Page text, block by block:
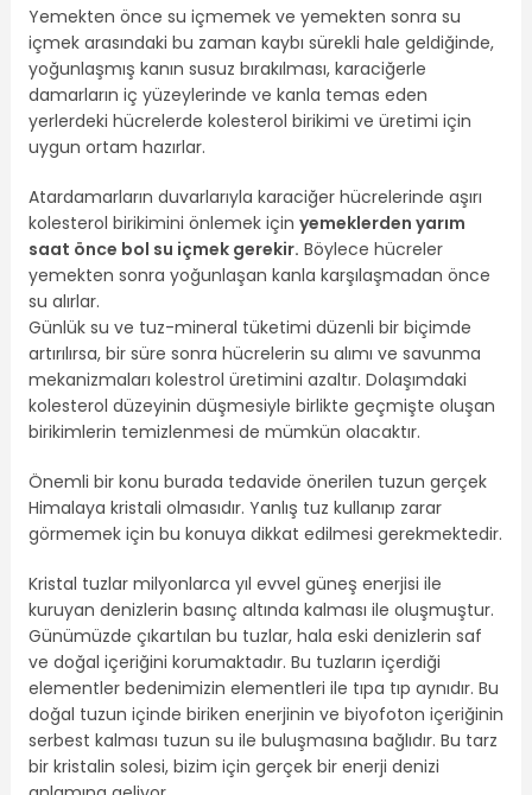
Yemekten önce su içmemek ve yemekten sonra su
içmek arasındaki bu zaman kaybı sürekli hale geldiğinde,
yoğunlaşmış kanın susuz bırakılması, karaciğerle
damarların iç yüzeylerinde ve kanla temas eden
yerlerdeki hücrelerde kolesterol birikimi ve üretimi için
uygun ortam hazırlar.
Atardamarların duvarlarıyla karaciğer hücrelerinde aşırı
kolesterol birikimini önlemek için yemeklerden yarım
saat önce bol su içmek gerekir. Böylece hücreler
yemekten sonra yoğunlaşan kanla karşılaşmadan önce
su alırlar.
Günlük su ve tuz-mineral tüketimi düzenli bir biçimde
artırılırsa, bir süre sonra hücrelerin su alımı ve savunma
mekanizmaları kolestrol üretimini azaltır. Dolaşımdaki
kolesterol düzeyinin düşmesiyle birlikte geçmişte oluşan
birikimlerin temizlenmesi de mümkün olacaktır.
Önemli bir konu burada tedavide önerilen tuzun gerçek
Himalaya kristali olmasıdır. Yanlış tuz kullanıp zarar
görmemek için bu konuya dikkat edilmesi gerekmektedir.
Kristal tuzlar milyonlarca yıl evvel güneş enerjisi ile
kuruyan denizlerin basınç altında kalması ile oluşmuştur.
Günümüzde çıkartılan bu tuzlar, hala eski denizlerin saf
ve doğal içeriğini korumaktadır. Bu tuzların içerdiği
elementler bedenimizin elementleri ile tıpa tıp aynıdır. Bu
doğal tuzun içinde biriken enerjinin ve biyofoton içeriğinin
serbest kalması tuzun su ile buluşmasına bağlıdır. Bu tarz
bir kristalin solesi, bizim için gerçek bir enerji denizi